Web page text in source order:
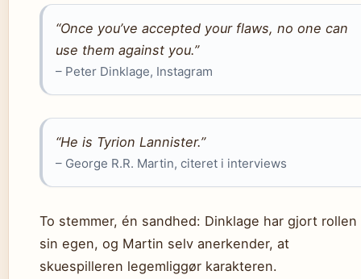
“Once you’ve accepted your flaws, no one can
use them against you.”
– Peter Dinklage, Instagram
“He is Tyrion Lannister.”
– George R.R. Martin, citeret i interviews
To stemmer, én sandhed: Dinklage har gjort rollen
sin egen, og Martin selv anerkender, at
skuespilleren legemliggør karakteren.